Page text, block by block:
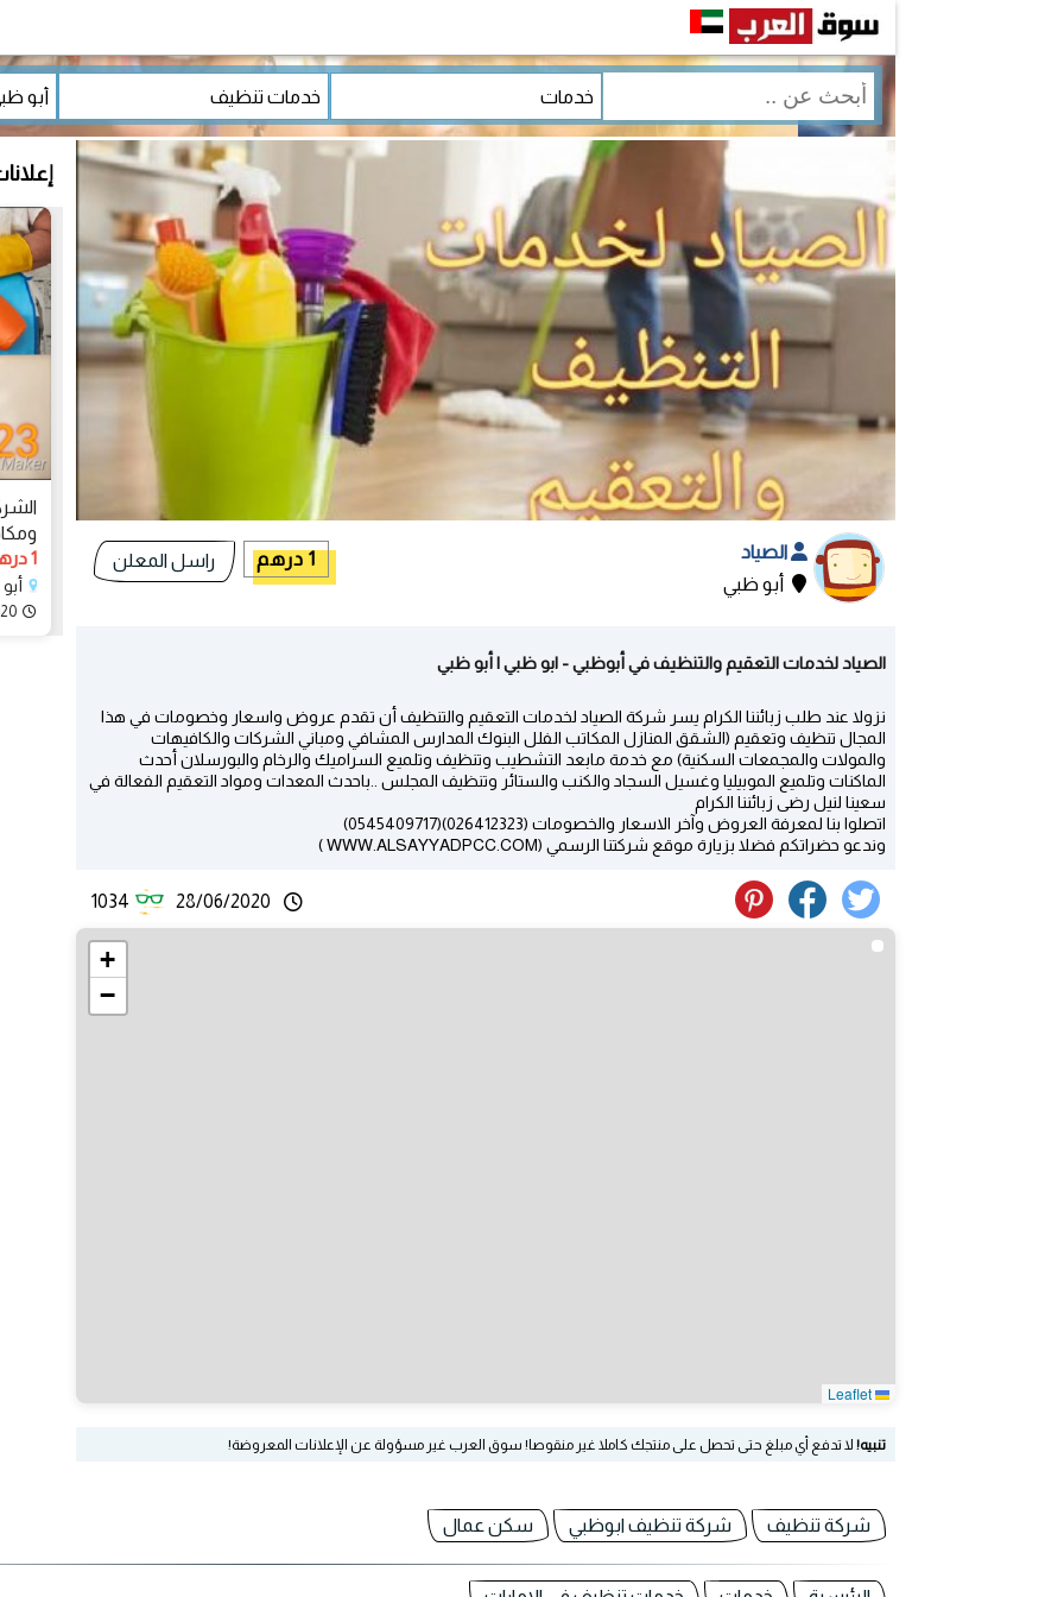
الصياد
أبو ظبي
1 درهم راسل المعلن
الصياد لخدمات التعقيم والتنظيف في أبوظبي - ابو ظبي | أبو ظبي
نزولا عند طلب زبائننا الكرام يسر شركة الصياد لخدمات التعقيم والتنظيف أن تقدم عروض واسعار وخصومات في هذا
المجال تنظيف وتعقيم (الشقق المنازل المكاتب الفلل البنوك المدارس المشافي ومباني الشركات والكافيهات
والمولات والمجمعات السكنية) مع خدمة مابعد التشطيب وتنظيف وتلميع السراميك والرخام والبورسلان أحدث
الماكنات وتلميع الموبيليا وغسيل السجاد والكنب والستائر وتنظيف المجلس ..باحدث المعدات ومواد التعقيم الفعالة في
سعينا لنيل رضى زبائننا الكرام
اتصلوا بنا لمعرفة العروض وآخر الاسعار والخصومات (026412323)(0545409717)
وندعو حضراتكم فضلا بزيارة موقع شركتنا الرسمي (WWW.ALSAYYADPCC.COM )
28/06/2020
1034
+
−
تنبيه! لا تدفع أي مبلغ حتى تحصل على منتجك كاملا غير منقوصا! سوق العرب غير مسؤولة عن الإعلانات المعروضة!
1 درهم
شركة تنظيف شركة تنظيف ابوظبي سكن عمال